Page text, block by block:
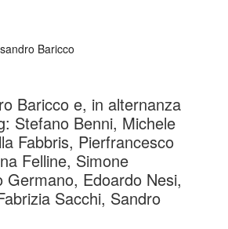
Baricco
Baricco e, in alternanza
Stefano Benni, Michele
Fabbris, Pierfrancesco
Felline, Simone
Germano, Edoardo Nesi,
Sacchi, Sandro